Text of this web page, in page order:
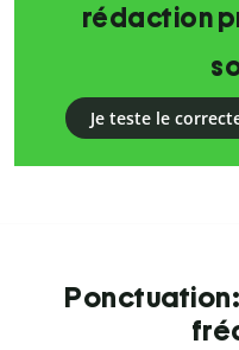
rédaction
Je teste le